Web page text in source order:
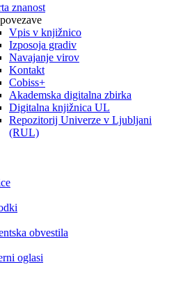
znanost
Vpis v knjižnico
Izposoja gradiv
Navajanje virov
Kontakt
Cobiss+
Akademska digitalna zbirka
Digitalna knjižnica UL
Repozitorij Univerze v Ljubljani
(RUL)
obvestila
oglasi